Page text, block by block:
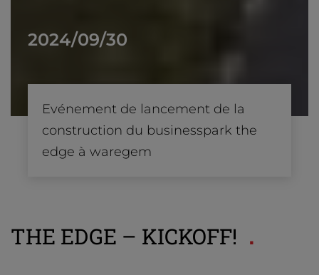
2024/09/30
Evénement de lancement de la
construction du businesspark the
edge à waregem
THE EDGE – KICKOFF!